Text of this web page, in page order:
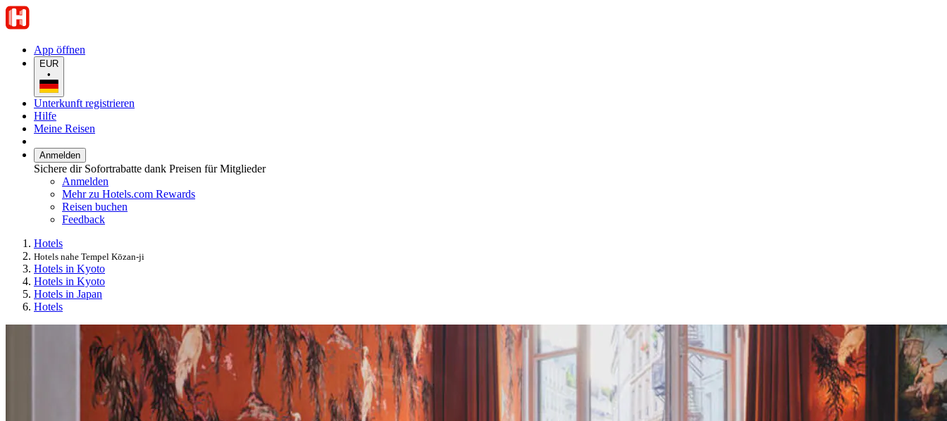
App öffnen
EUR
•
Unterkunft registrieren
Hilfe
Meine Reisen
Anmelden
Sichere dir Sofortrabatte dank Preisen für Mitglieder
Anmelden
Mehr zu Hotels.com Rewards
Reisen buchen
Feedback
Hotels
Hotels nahe Tempel Kōzan-ji
Hotels in Kyoto
Hotels in Kyoto
Hotels in Japan
Hotels